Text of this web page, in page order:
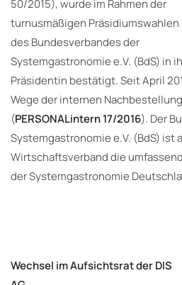
50/2015), wurde im Rahmen der
turnusmäßigen Präsidiumswahlen
des Bundesverbandes der
Systemgastronomie e.V. (BdS) in
Präsidentin bestätigt. Seit April
Wege der internen
(PERSONALintern 17/2016). Der
Systemgastronomie e.V. (BdS) ist
Wirtschaftsverband die
der Systemgastronomie
Wechsel im Aufsichtsrat der DIS